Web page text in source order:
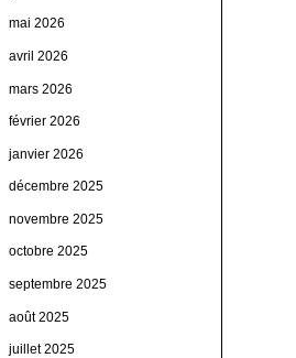
mai 2026
avril 2026
mars 2026
février 2026
janvier 2026
décembre 2025
novembre 2025
octobre 2025
septembre 2025
août 2025
juillet 2025